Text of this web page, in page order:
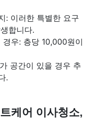
: 이러한 특별한 요구
합니다.
우: 층당 10,000원이
공간이 있을 경우 추
.
케어 이사청소,